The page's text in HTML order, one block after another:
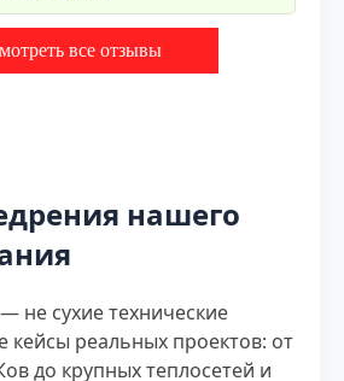
все отзывы
нашего
не сухие технические
кейсы реальных проектов: от
до крупных теплосетей и